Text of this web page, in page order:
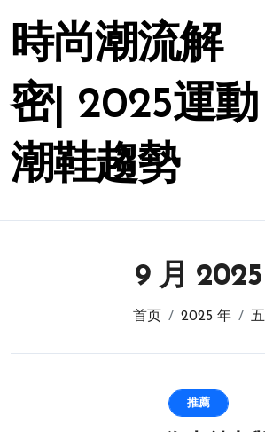
時尚潮流解
密| 2025運動
潮鞋趨勢
9 月 2025
首页 2025 年 五
推薦